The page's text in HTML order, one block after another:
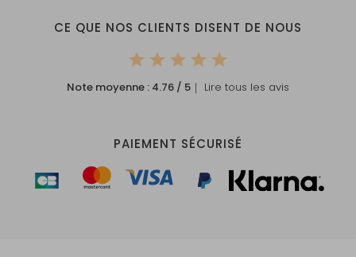
CE QUE NOS CLIENTS DISENT DE NOUS
Note moyenne : 4.76 / 5 ｜ Lire tous les avis
PAIEMENT SÉCURISÉ